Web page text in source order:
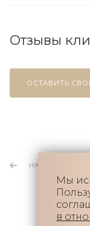
Отзывы
ОСТАВИТЬ
НАЗАД К СПИСКУ
Мы
в